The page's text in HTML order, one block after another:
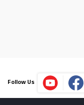
Follow Us